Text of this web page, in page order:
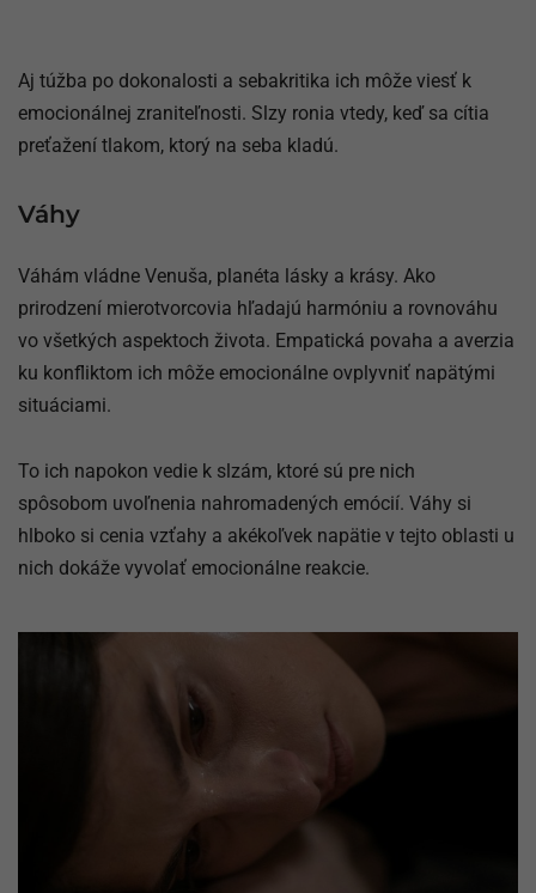
Aj túžba po dokonalosti a sebakritika ich môže viesť k
emocionálnej zraniteľnosti. Slzy ronia vtedy, keď sa cítia
preťažení tlakom, ktorý na seba kladú.
Váhy
Váhám vládne Venuša, planéta lásky a krásy. Ako
prirodzení mierotvorcovia hľadajú harmóniu a rovnováhu
vo všetkých aspektoch života. Empatická povaha a averzia
ku konfliktom ich môže emocionálne ovplyvniť napätými
situáciami.
To ich napokon vedie k slzám, ktoré sú pre nich
spôsobom uvoľnenia nahromadených emócií. Váhy si
hlboko si cenia vzťahy a akékoľvek napätie v tejto oblasti u
nich dokáže vyvolať emocionálne reakcie.